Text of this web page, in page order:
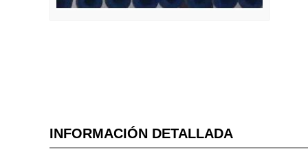
INFORMACIÓN DETALLADA